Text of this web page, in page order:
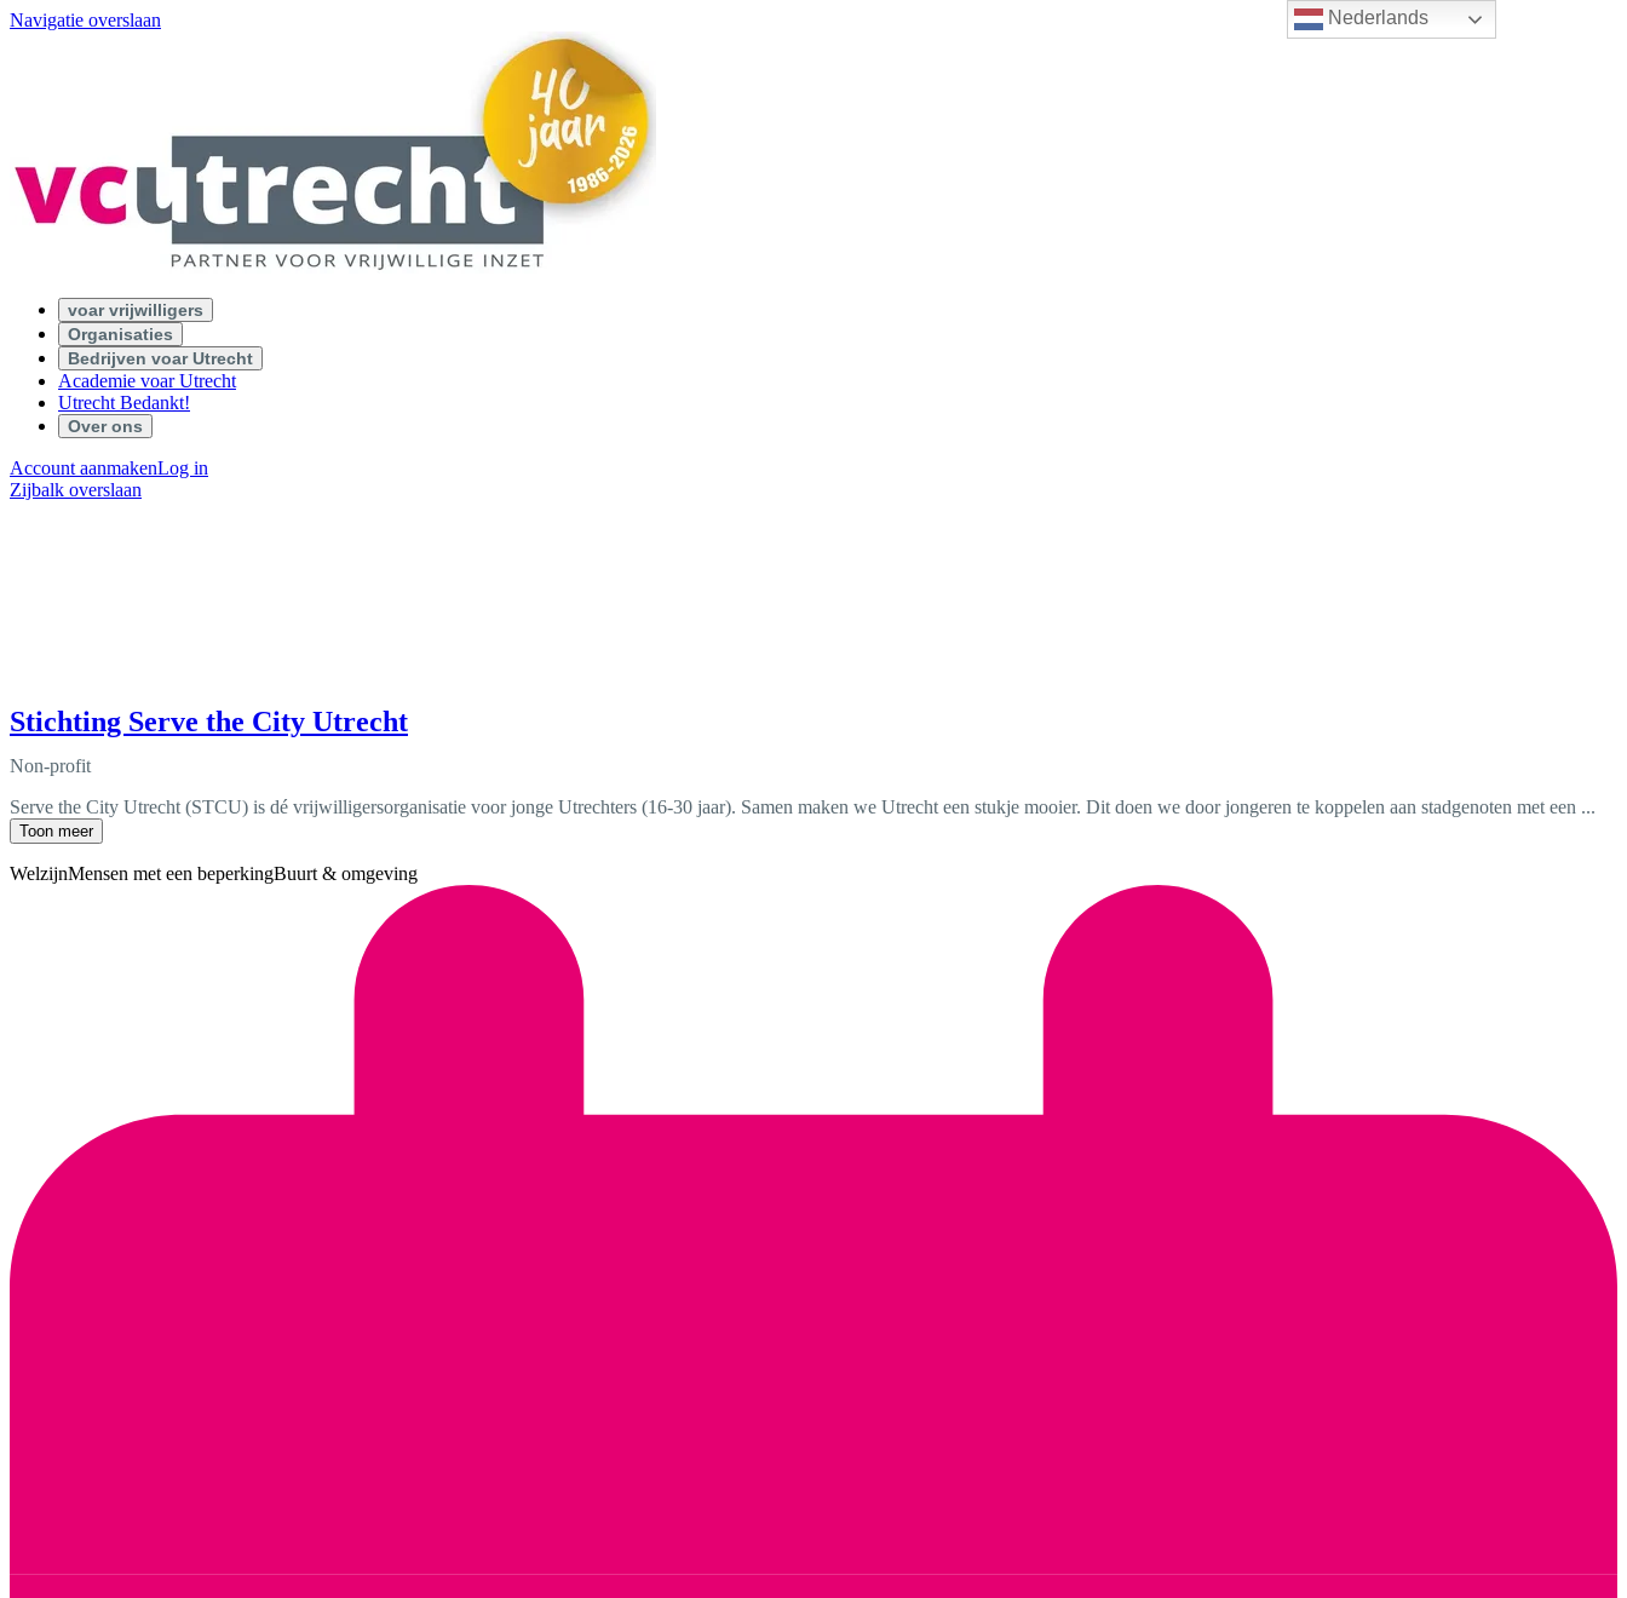
Nederlands
Navigatie overslaan
voar vrijwilligers
Organisaties
Bedrijven voar Utrecht
Academie voar Utrecht
Utrecht Bedankt!
Over ons
Account aanmakenLog in
Zijbalk overslaan
Stichting Serve the City Utrecht
Non-profit
Serve the City Utrecht (STCU) is dé vrijwilligersorganisatie voor jonge Utrechters (16-30 jaar). Samen maken we Utrecht een stukje mooier. Dit doen we door jongeren te koppelen aan stadgenoten met een ...
Toon meer
WelzijnMensen met een beperkingBuurt & omgeving